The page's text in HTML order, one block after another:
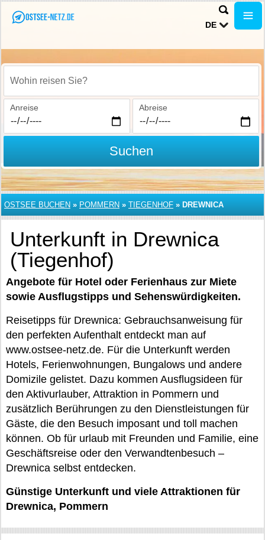
DE
Wohin reisen Sie?
Anreise Abreise
Suchen
OSTSEE BUCHEN » POMMERN » TIEGENHOF » DREWNICA
Unterkunft in Drewnica
(Tiegenhof)
Angebote für Hotel oder Ferienhaus zur Miete
sowie Ausflugstipps und Sehenswürdigkeiten.
Reisetipps für Drewnica: Gebrauchsanweisung für
den perfekten Aufenthalt entdeckt man auf
www.ostsee-netz.de. Für die Unterkunft werden
Hotels, Ferienwohnungen, Bungalows und andere
Domizile gelistet. Dazu kommen Ausflugsideen für
den Aktivurlauber, Attraktion in Pommern und
zusätzlich Berührungen zu den Dienstleistungen für
Gäste, die den Besuch imposant und toll machen
können. Ob für urlaub mit Freunden und Familie, eine
Geschäftsreise oder den Verwandtenbesuch –
Drewnica selbst entdecken.
Günstige Unterkunft und viele Attraktionen für
Drewnica, Pommern